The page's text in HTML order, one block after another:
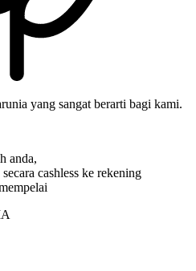
yang sangat berarti bagi kami.
anda,
cashless ke rekening